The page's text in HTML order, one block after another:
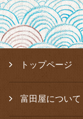
トップページ
富田屋について